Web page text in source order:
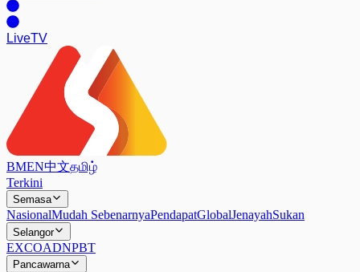
LiveTV
BMEN中文தமிழ்
Terkini
Semasa
NasionalMudah SebenarnyaPendapatGlobalJenayahSukan
Selangor
EXCOADNPBT
Pancawarna